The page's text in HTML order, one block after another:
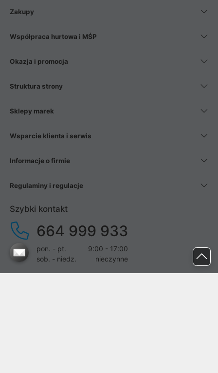
Zakupy
Współpraca hurtowa i MŚP
Okazja i promocja
Struktura strony
Sklepy marek
Wsparcie klienta i serwis
Informacje o firmie
Regulaminy i regulacje
Szybki kontakt
664 999 933
pon. - pt.
9:00 - 17:00
sob. - niedz.
nieczynne